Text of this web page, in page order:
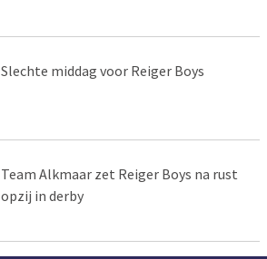
Slechte middag voor Reiger Boys
Team Alkmaar zet Reiger Boys na rust
opzij in derby